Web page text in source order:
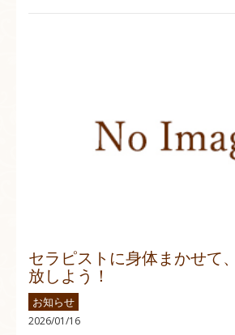
セラピストに身体まかせて
放しよう！
お知らせ
2026/01/16